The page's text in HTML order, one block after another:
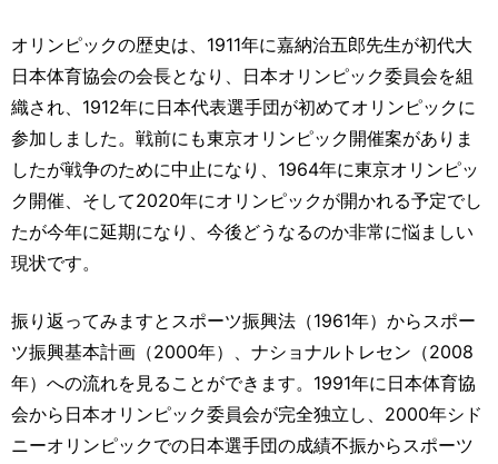
オリンピックの歴史は、1911年に嘉納治五郎先生が初代大
日本体育協会の会長となり、日本オリンピック委員会を組
織され、1912年に日本代表選手団が初めてオリンピックに
参加しました。戦前にも東京オリンピック開催案がありま
したが戦争のために中止になり、1964年に東京オリンピッ
ク開催、そして2020年にオリンピックが開かれる予定でし
たが今年に延期になり、今後どうなるのか非常に悩ましい
現状です。
振り返ってみますとスポーツ振興法（1961年）からスポー
ツ振興基本計画（2000年）、ナショナルトレセン（2008
年）への流れを見ることができます。1991年に日本体育協
会から日本オリンピック委員会が完全独立し、2000年シド
ニーオリンピックでの日本選手団の成績不振からスポーツ